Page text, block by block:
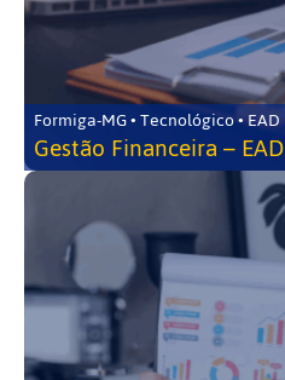
Formiga-MG • Tecnológico • EAD
Gestão Financeira – EAD